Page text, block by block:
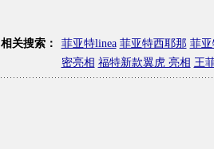
相关搜索： 菲亚特linea 菲亚特西耶那 菲
密亮相 福特新款翼虎 亮相 王